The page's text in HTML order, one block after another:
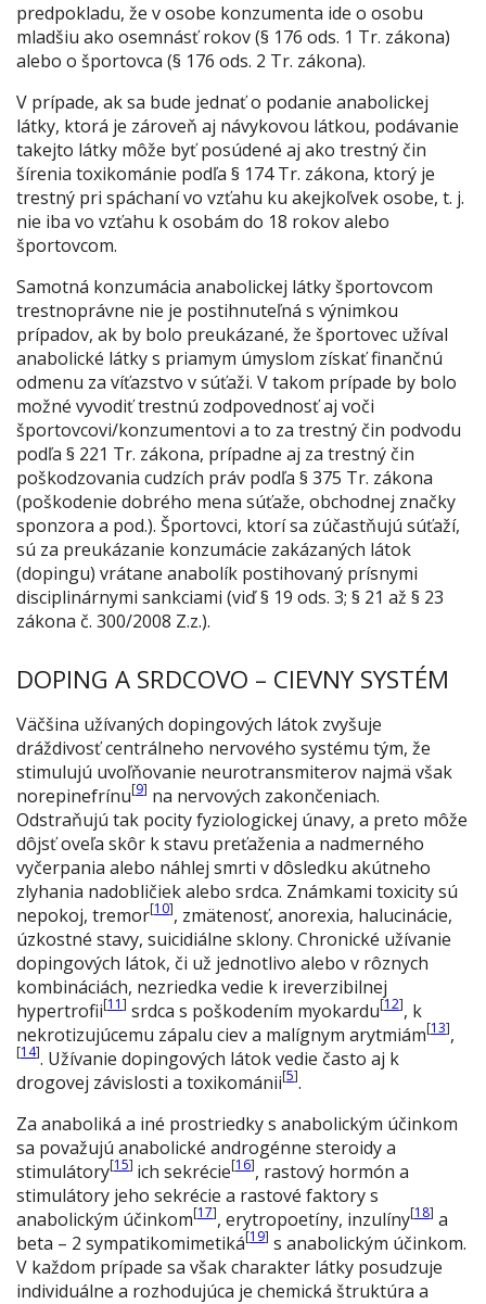
predpokladu, že v osobe konzumenta ide o osobu
mladšiu ako osemnásť rokov (§ 176 ods. 1 Tr. zákona)
alebo o športovca (§ 176 ods. 2 Tr. zákona).
V prípade, ak sa bude jednať o podanie anabolickej
látky, ktorá je zároveň aj návykovou látkou, podávanie
takejto látky môže byť posúdené aj ako trestný čin
šírenia toxikománie podľa § 174 Tr. zákona, ktorý je
trestný pri spáchaní vo vzťahu ku akejkoľvek osobe, t. j.
nie iba vo vzťahu k osobám do 18 rokov alebo
športovcom.
Samotná konzumácia anabolickej látky športovcom
trestnoprávne nie je postihnuteľná s výnimkou
prípadov, ak by bolo preukázané, že športovec užíval
anabolické látky s priamym úmyslom získať finančnú
odmenu za víťazstvo v súťaži. V takom prípade by bolo
možné vyvodiť trestnú zodpovednosť aj voči
športovcovi/konzumentovi a to za trestný čin podvodu
podľa § 221 Tr. zákona, prípadne aj za trestný čin
poškodzovania cudzích práv podľa § 375 Tr. zákona
(poškodenie dobrého mena súťaže, obchodnej značky
sponzora a pod.). Športovci, ktorí sa zúčastňujú súťaží,
sú za preukázanie konzumácie zakázaných látok
(dopingu) vrátane anabolík postihovaný prísnymi
disciplinárnymi sankciami (viď § 19 ods. 3; § 21 až § 23
zákona č. 300/2008 Z.z.).
DOPING A SRDCOVO – CIEVNY SYSTÉM
Väčšina užívaných dopingových látok zvyšuje
dráždivosť centrálneho nervového systému tým, že
stimulujú uvoľňovanie neurotransmiterov najmä však
norepinefrínu[9] na nervových zakončeniach.
Odstraňujú tak pocity fyziologickej únavy, a preto môže
dôjsť oveľa skôr k stavu preťaženia a nadmerného
vyčerpania alebo náhlej smrti v dôsledku akútneho
zlyhania nadobličiek alebo srdca. Známkami toxicity sú
nepokoj, tremor[10], zmätenosť, anorexia, halucinácie,
úzkostné stavy, suicidiálne sklony. Chronické užívanie
dopingových látok, či už jednotlivo alebo v rôznych
kombináciách, nezriedka vedie k ireverzibilnej
hypertrofii[11] srdca s poškodením myokardu[12], k
nekrotizujúcemu zápalu ciev a malígnym arytmiám[13],
[14]. Užívanie dopingových látok vedie často aj k
drogovej závislosti a toxikománii[5].
Za anaboliká a iné prostriedky s anabolickým účinkom
sa považujú anabolické androgénne steroidy a
stimulátory[15] ich sekrécie[16], rastový hormón a
stimulátory jeho sekrécie a rastové faktory s
anabolickým účinkom[17], erytropoetíny, inzulíny[18] a
beta – 2 sympatikomimetiká[19] s anabolickým účinkom.
V každom prípade sa však charakter látky posudzuje
individuálne a rozhodujúca je chemická štruktúra a